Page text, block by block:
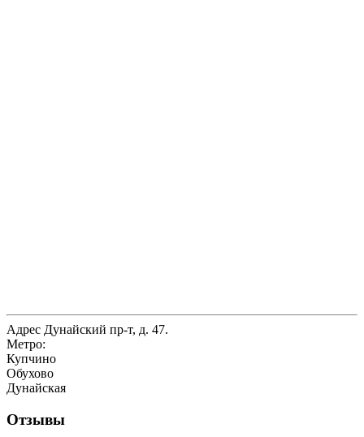
Адрес Дунайский пр-т, д. 47.
Метро:
Купчино
Обухово
Дунайская
Отзывы